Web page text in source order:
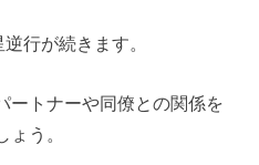
行が続きます。
ートナーや同僚との関係を
う。